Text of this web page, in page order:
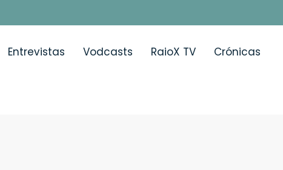
Entrevistas Vodcasts RaioX TV Crónicas